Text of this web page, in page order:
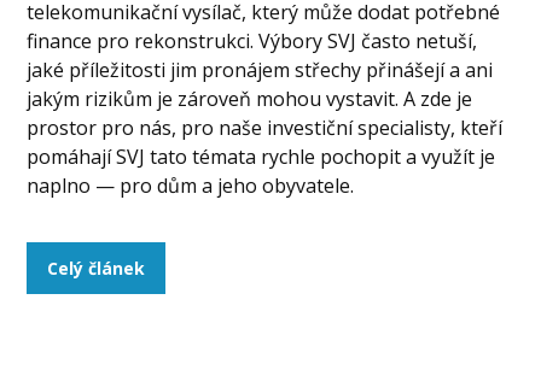
telekomunikační vysílač, který může dodat potřebné
finance pro rekonstrukci. Výbory SVJ často netuší,
jaké příležitosti jim pronájem střechy přinášejí a ani
jakým rizikům je zároveň mohou vystavit. A zde je
prostor pro nás, pro naše investiční specialisty, kteří
pomáhají SVJ tato témata rychle pochopit a využít je
naplno — pro dům a jeho obyvatele.
Celý článek